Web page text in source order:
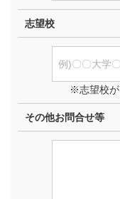
志望校
※志望校が
その他お問合せ等